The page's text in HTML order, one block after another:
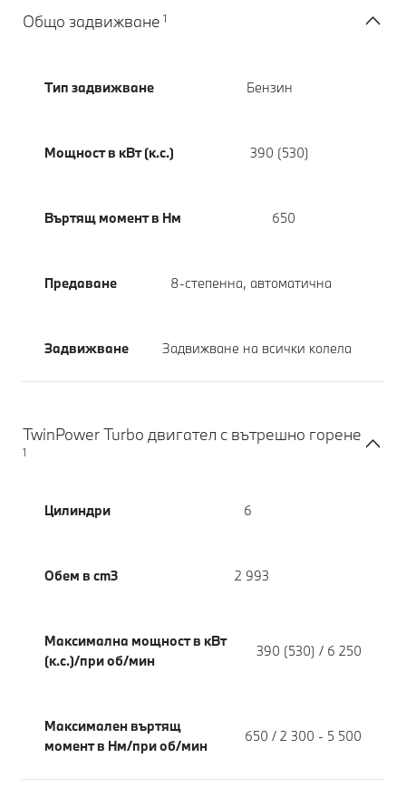
Общо задвижване 1
Тип задвижване Бензин
Мощност в кВт (к.с.) 390 (530)
Въртящ момент в Нм 650
Предаване 8-степенна, автоматична
Задвижване Задвижване на всички колела
TwinPower Turbo двигател с вътрешно горене
1
Цилиндри 6
Обем в cm3 2 993
Максимална мощност в кВт
(к.с.)/при об/мин
390 (530) / 6 250
Максимален въртящ
момент в Нм/при об/мин
650 / 2 300 - 5 500